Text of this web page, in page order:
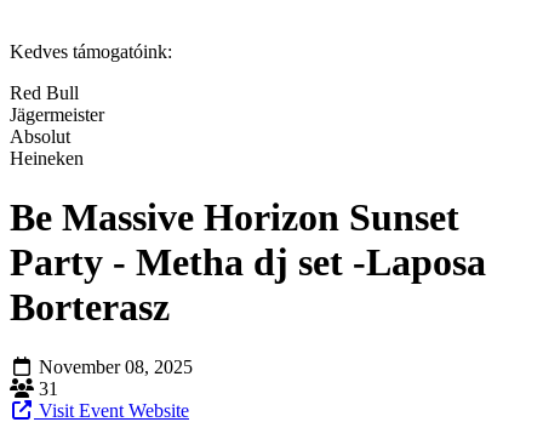
Kedves támogatóink:
Red Bull
Jägermeister
Absolut
Heineken
Be Massive Horizon Sunset
Party - Metha dj set -Laposa
Borterasz
November 08, 2025
31
Visit Event Website